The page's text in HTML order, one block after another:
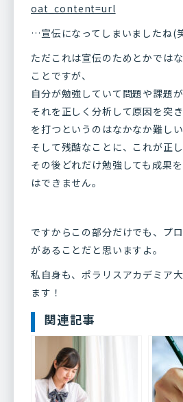
oat_content=url
…宣伝になってしまいましたね(
ただこれは宣伝のためとかでは
ことですが、
自分が勉強していて問題や課題が
それを正しく分析して原因を突
を打つというのはなかなか難しい
そして残酷なことに、これが正し
その後どれだけ勉強しても成果
はできません。
ですからこの部分だけでも、プ
があることだと思いますよ。
私自身も、ポラリスアカデミア
ます！
関連記事